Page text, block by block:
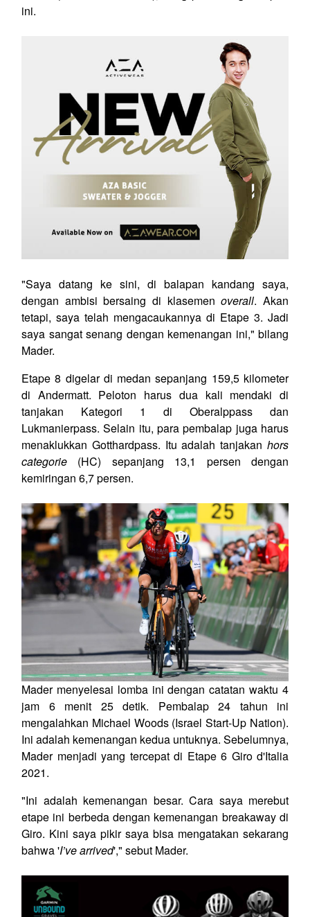
ini.
"Saya datang ke sini, di balapan kandang saya,
dengan ambisi bersaing di klasemenoverall. Akan
tetapi, saya telah mengacaukannya di Etape 3. Jadi
saya sangat senang dengan kemenangan ini," bilang
Mader.
Etape 8 digelar di medan sepanjang 159,5 kilometer
di Andermatt. Peloton harus dua kali mendaki di
tanjakan Kategori 1 di Oberalppass dan
Lukmanierpass. Selain itu, para pembalap juga harus
menaklukkan Gotthardpass. Itu adalah tanjakan hors
categorie (HC) sepanjang 13,1 persen dengan
kemiringan 6,7 persen.
Mader menyelesai lomba ini dengan catatan waktu 4
jam 6 menit 25 detik. Pembalap 24 tahun ini
mengalahkan Michael Woods (Israel Start-Up Nation).
Ini adalah kemenangan kedua untuknya. Sebelumnya,
Mader menjadi yang tercepat di Etape 6 Giro d'Italia
2021.
"Ini adalah kemenangan besar. Cara saya merebut
etape ini berbeda dengan kemenangan breakaway di
Giro. Kini saya pikir saya bisa mengatakan sekarang
bahwa 'I’ve arrived'," sebut Mader.